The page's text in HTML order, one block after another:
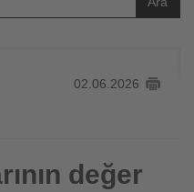
02.06.2026
ve dijitaldeğer